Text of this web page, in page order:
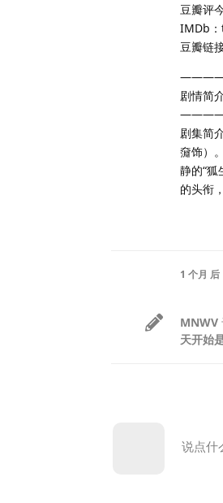
豆瓣评
IMDb
豆瓣链
剧情简
剧集简
奫饰）
静的“
的头衔
1 个月 后
MNWV
天开始
说点什